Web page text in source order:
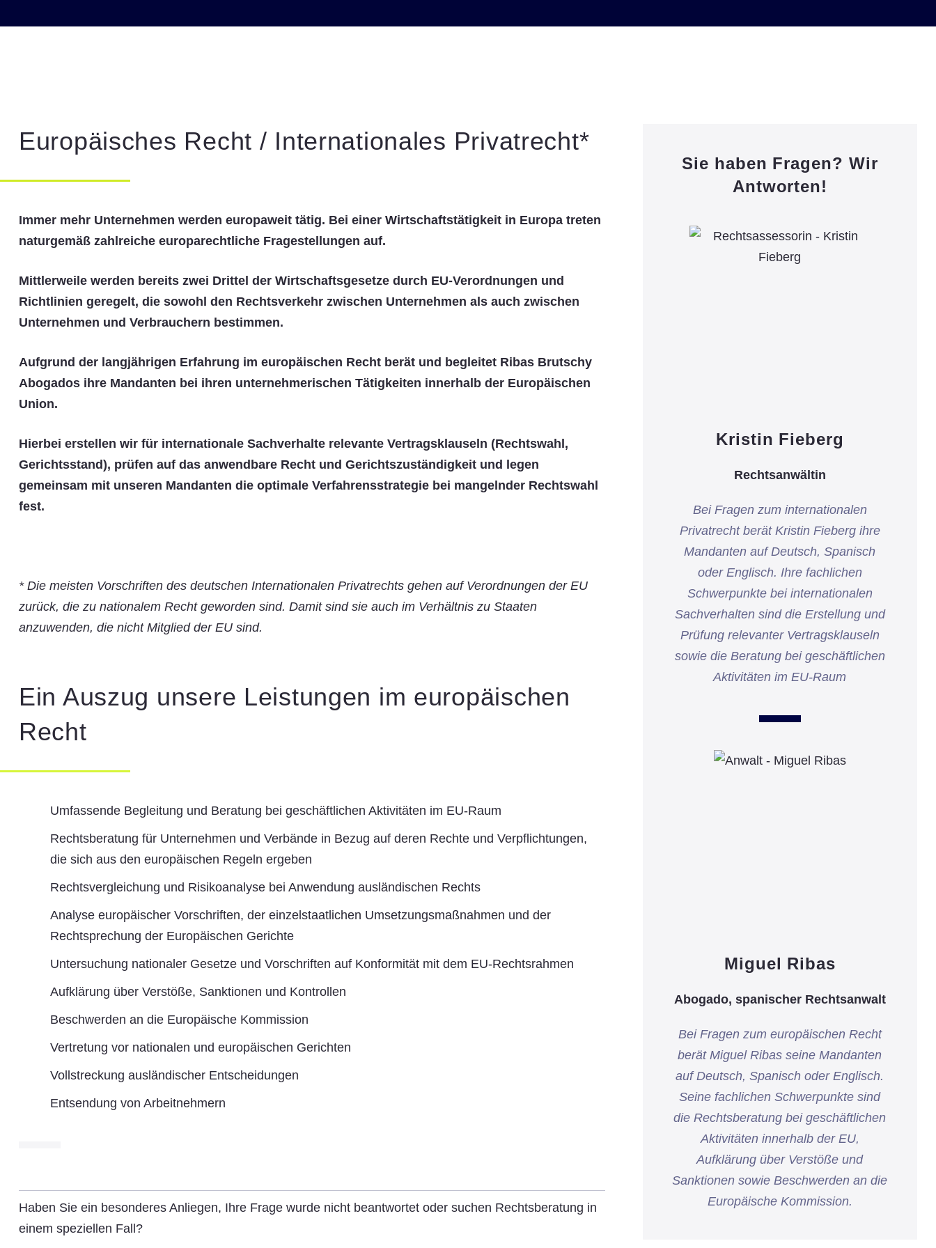
Europäisches Recht / Internationales Privatrecht*
Immer mehr Unternehmen werden europaweit tätig. Bei einer Wirtschaftstätigkeit in Europa treten
naturgemäß zahlreiche europarechtliche Fragestellungen auf.
Mittlerweile werden bereits zwei Drittel der Wirtschaftsgesetze durch EU-Verordnungen und
Richtlinien geregelt, die sowohl den Rechtsverkehr zwischen Unternehmen als auch zwischen
Unternehmen und Verbrauchern bestimmen.
Aufgrund der langjährigen Erfahrung im europäischen Recht berät und begleitet Ribas Brutschy
Abogados ihre Mandanten bei ihren unternehmerischen Tätigkeiten innerhalb der Europäischen
Union.
Hierbei erstellen wir für internationale Sachverhalte relevante Vertragsklauseln (Rechtswahl,
Gerichtsstand), prüfen auf das anwendbare Recht und Gerichtszuständigkeit und legen
gemeinsam mit unseren Mandanten die optimale Verfahrensstrategie bei mangelnder Rechtswahl
fest.
* Die meisten Vorschriften des deutschen Internationalen Privatrechts gehen auf Verordnungen der EU
zurück, die zu nationalem Recht geworden sind. Damit sind sie auch im Verhältnis zu Staaten
anzuwenden, die nicht Mitglied der EU sind.
Ein Auszug unsere Leistungen im europäischen
Recht
Umfassende Begleitung und Beratung bei geschäftlichen Aktivitäten im EU-Raum
Rechtsberatung für Unternehmen und Verbände in Bezug auf deren Rechte und Verpflichtungen,
die sich aus den europäischen Regeln ergeben
Rechtsvergleichung und Risikoanalyse bei Anwendung ausländischen Rechts
Analyse europäischer Vorschriften, der einzelstaatlichen Umsetzungsmaßnahmen und der
Rechtsprechung der Europäischen Gerichte
Untersuchung nationaler Gesetze und Vorschriften auf Konformität mit dem EU-Rechtsrahmen
Aufklärung über Verstöße, Sanktionen und Kontrollen
Beschwerden an die Europäische Kommission
Vertretung vor nationalen und europäischen Gerichten
Vollstreckung ausländischer Entscheidungen
Entsendung von Arbeitnehmern
Haben Sie ein besonderes Anliegen, Ihre Frage wurde nicht beantwortet oder suchen Rechtsberatung in
einem speziellen Fall?
Sie haben Fragen? Wir
Antworten!
Kristin Fieberg
Rechtsanwältin
Bei Fragen zum internationalen
Privatrecht berät Kristin Fieberg ihre
Mandanten auf Deutsch, Spanisch
oder Englisch. Ihre fachlichen
Schwerpunkte bei internationalen
Sachverhalten sind die Erstellung und
Prüfung relevanter Vertragsklauseln
sowie die Beratung bei geschäftlichen
Aktivitäten im EU-Raum
Miguel Ribas
Abogado, spanischer Rechtsanwalt
Bei Fragen zum europäischen Recht
berät Miguel Ribas seine Mandanten
auf Deutsch, Spanisch oder Englisch.
Seine fachlichen Schwerpunkte sind
die Rechtsberatung bei geschäftlichen
Aktivitäten innerhalb der EU,
Aufklärung über Verstöße und
Sanktionen sowie Beschwerden an die
Europäische Kommission.